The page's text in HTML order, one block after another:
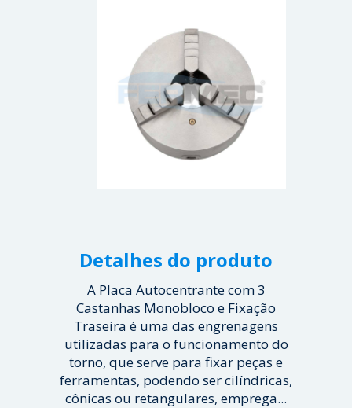
Detalhes do produto
A Placa Autocentrante com 3
Castanhas Monobloco e Fixação
Traseira é uma das engrenagens
utilizadas para o funcionamento do
torno, que serve para fixar peças e
ferramentas, podendo ser cilíndricas,
cônicas ou retangulares, emprega...